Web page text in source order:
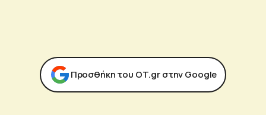
Προσθήκη του ΟΤ.gr στην Google